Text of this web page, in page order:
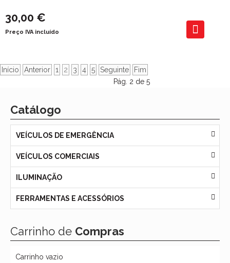
30,00 €
Preço IVA incluído
Início Anterior 1 2 3 4 5 Seguinte
Fim
Pág. 2 de 5
Catálogo
VEÍCULOS DE EMERGÊNCIA
VEÍCULOS COMERCIAIS
ILUMINAÇÃO
FERRAMENTAS E ACESSÓRIOS
Carrinho de Compras
Carrinho vazio